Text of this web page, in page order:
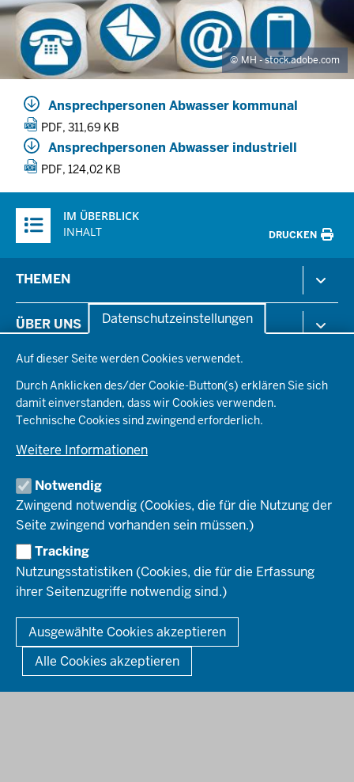
Datenschutzeinstellungen
Auf dieser Seite werden Cookies verwendet.
Durch Anklicken des/der Cookie-Button(s) erklären Sie sich
damit einverstanden, dass wir Cookies verwenden.
Technische Cookies sind zwingend erforderlich.
Weitere Informationen
Notwendig
Zwingend notwendig (Cookies, die für die Nutzung der
Seite zwingend vorhanden sein müssen.)
Tracking
Nutzungsstatistiken (Cookies, die für die Erfassung
ihrer Seitenzugriffe notwendig sind.)
Ausgewählte Cookies akzeptieren
Alle Cookies akzeptieren
MH - stock.adobe.com
Ansprechpersonen Abwasser kommunal
PDF, 311,69 KB
Ansprechpersonen Abwasser industriell
PDF, 124,02 KB
Inhalte
IM ÜBERBLICK
INHALT
DRUCKEN
in
der
Fußzeile
THEMEN
Gesundheit & Soziales
Kommunales & Wirtschaft
Planen & Bauen
Schule & Bildung
Umwelt & Natur
ÜBER UNS
Aktenpläne
Organisationsstruktur
Behördenleitung
Die Bezirksregierung
Organisationsplan
Institutionen
Arbeitgeberprofil
Stellenangebote
Ausbildung
PRESSE
Pressefotos
Social-Media-Kanäle
REGIONALRAT DÜSSELDORF
SERVICES
Bekanntmachungen
Förderprogramme
Kontakt
Mediathek
So finden Sie uns
Anerkennung von Bildungsnachweisen
Offenlagen
HOTLINE
© 2026 Bezirksregierung Düsseldorf
Fußzeile
DATENSCHUTZ BARRIEREFREIHEIT
IMPRESSUM
KONTAKT